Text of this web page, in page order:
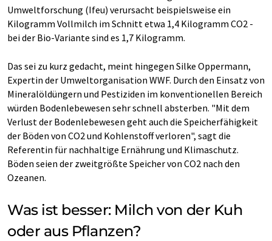
Umweltforschung (Ifeu) verursacht beispielsweise ein
Kilogramm Vollmilch im Schnitt etwa 1,4 Kilogramm CO2 -
bei der Bio-Variante sind es 1,7 Kilogramm.
Das sei zu kurz gedacht, meint hingegen Silke Oppermann,
Expertin der Umweltorganisation WWF. Durch den Einsatz von
Mineralöldüngern und Pestiziden im konventionellen Bereich
würden Bodenlebewesen sehr schnell absterben. "Mit dem
Verlust der Bodenlebewesen geht auch die Speicherfähigkeit
der Böden von CO2 und Kohlenstoff verloren", sagt die
Referentin für nachhaltige Ernährung und Klimaschutz.
Böden seien der zweitgrößte Speicher von CO2 nach den
Ozeanen.
Was ist besser: Milch von der Kuh
oder aus Pflanzen?